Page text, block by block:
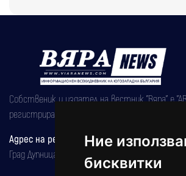
Ние
бисквитки
Собственик и издател на вестник "Вяра" е
регистрирана на 08.05.2002 година.
Адрес на редакцията
Град Дупница, ул.''Христо Ботев" 43